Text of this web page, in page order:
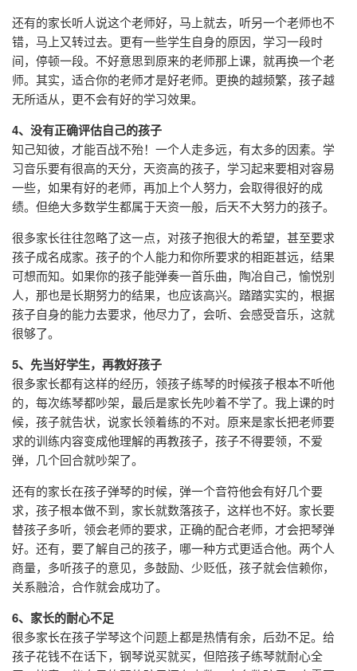
还有的家长听人说这个老师好，马上就去，听另一个老师也不
错，马上又转过去。更有一些学生自身的原因，学习一段时
间，停顿一段。不好意思到原来的老师那上课，就再换一个老
师。其实，适合你的老师才是好老师。更换的越频繁，孩子越
无所适从，更不会有好的学习效果。
4、没有正确评估自己的孩子
知己知彼，才能百战不殆！一个人走多远，有太多的因素。学
习音乐要有很高的天分，天资高的孩子，学习起来要相对容易
一些，如果有好的老师，再加上个人努力，会取得很好的成
绩。但绝大多数学生都属于天资一般，后天不大努力的孩子。
很多家长往往忽略了这一点，对孩子抱很大的希望，甚至要求
孩子成名成家。孩子的个人能力和你所要求的相距甚远，结果
可想而知。如果你的孩子能弹奏一首乐曲，陶冶自己，愉悦别
人，那也是长期努力的结果，也应该高兴。踏踏实实的，根据
孩子自身的能力去要求，他尽力了，会听、会感受音乐，这就
很够了。
5、先当好学生，再教好孩子
很多家长都有这样的经历，领孩子练琴的时候孩子根本不听他
的，每次练琴都吵架，最后是家长先吵着不学了。我上课的时
候，孩子就告状，说家长领着练的不对。原来是家长把老师要
求的训练内容变成他理解的再教孩子，孩子不得要领，不爱
弹，几个回合就吵架了。
还有的家长在孩子弹琴的时候，弹一个音符他会有好几个要
求，孩子根本做不到，家长就数落孩子，这样也不好。家长要
替孩子多听，领会老师的要求，正确的配合老师，才会把琴弹
好。还有，要了解自己的孩子，哪一种方式更适合他。两个人
商量，多听孩子的意见，多鼓励、少贬低，孩子就会信赖你，
关系融洽，合作就会成功了。
6、家长的耐心不足
很多家长在孩子学琴这个问题上都是热情有余，后劲不足。给
孩子花钱不在话下，钢琴说买就买，但陪孩子练琴就耐心全